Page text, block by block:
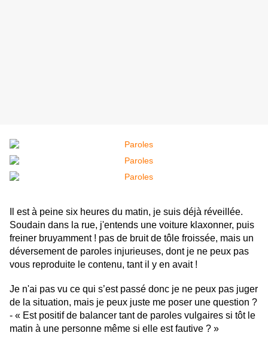
Il est à peine six heures du matin, je suis déjà réveillée.
Soudain dans la rue, j'entends une voiture klaxonner, puis
freiner bruyamment ! pas de bruit de tôle froissée, mais un
déversement de paroles injurieuses, dont je ne peux pas
vous reproduite le contenu, tant il y en avait !
Je n'ai pas vu ce qui s’est passé donc je ne peux pas juger
de la situation, mais je peux juste me poser une question ?
- « Est positif de balancer tant de paroles vulgaires si tôt le
matin à une personne même si elle est fautive ? »